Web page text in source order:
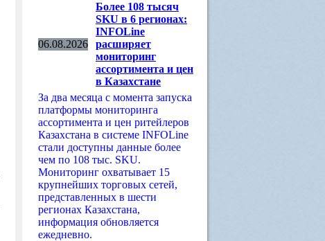
06.08.2026
Более 108 тысяч
SKU в 6 регионах:
INFOLine
расширяет
мониторинг
ассортимента и цен
в Казахстане
За два месяца с момента запуска
платформы мониторинга
ассортимента и цен ритейлеров
Казахстана в системе INFOLine
стали доступны данные более
чем по 108 тыс. SKU.
Мониторинг охватывает 15
крупнейших торговых сетей,
представленных в шести
регионах Казахстана,
информация обновляется
ежедневно.